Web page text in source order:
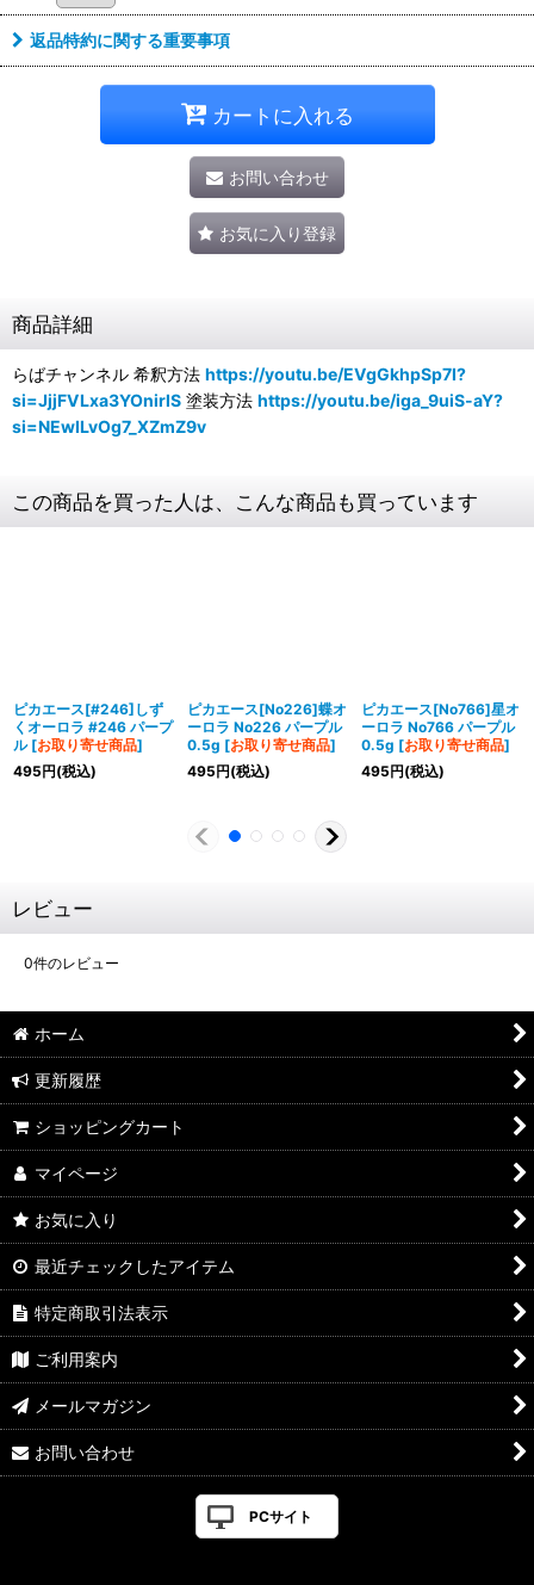
返品特約に関する重要事項
カートに入れる
お問い合わせ
お気に入り登録
商品詳細
らばチャンネル 希釈方法 https://youtu.be/EVgGkhpSp7I?
si=JjjFVLxa3YOnirlS 塗装方法 https://youtu.be/iga_9uiS-aY?
si=NEwILvOg7_XZmZ9v
この商品を買った人は、こんな商品も買っています
ピカエース[#246]しず
くオーロラ #246 パープ
ル [お取り寄せ商品]
495円(税込)
ピカエース[No226]蝶オ
ーロラ No226 パープル
0.5g [お取り寄せ商品]
495円(税込)
ピカエース[No766]星オ
ーロラ No766 パープル
0.5g [お取り寄せ商品]
495円(税込)
レビュー
0件のレビュー
ホーム
更新履歴
ショッピングカート
マイページ
お気に入り
最近チェックしたアイテム
特定商取引法表示
ご利用案内
メールマガジン
お問い合わせ
PCサイト